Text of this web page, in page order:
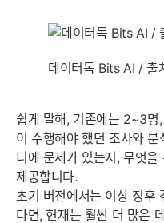
데이터독 Bits AI / 출
쉽게 말해, 기존에는 2~3명
이 수행해야 했던 조사와
디에 문제가 있는지, 무엇
제공합니다.
초기 버전에서는 이상 징후
다면, 현재는 훨씬 더 많은